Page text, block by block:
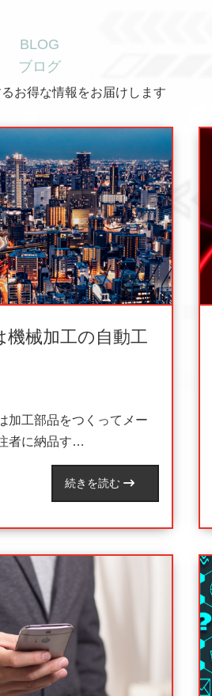
BLOG
ブログ
お得な情報をお届けします
機械加工の自動工
加工部品をつくってメー
者に納品す…
続きを読む